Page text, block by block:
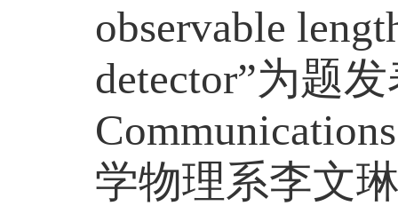
observable
detector”为题
学物理系李文